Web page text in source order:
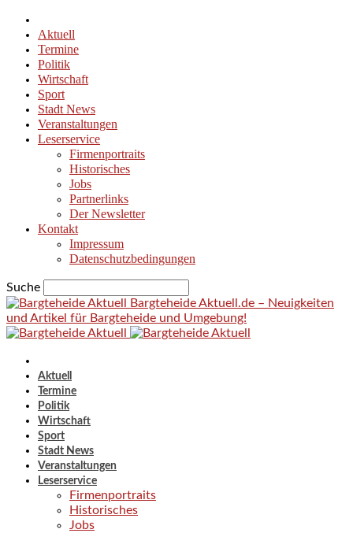
Aktuell
Termine
Politik
Wirtschaft
Sport
Stadt News
Veranstaltungen
Leserservice
Firmenportraits
Historisches
Jobs
Partnerlinks
Der Newsletter
Kontakt
Impressum
Datenschutzbedingungen
Suche
Bargteheide Aktuell.de – Neuigkeiten
und Artikel für Bargteheide und Umgebung!
Aktuell
Termine
Politik
Wirtschaft
Sport
Stadt News
Veranstaltungen
Leserservice
Firmenportraits
Historisches
Jobs